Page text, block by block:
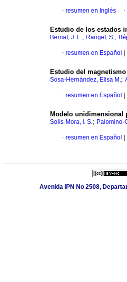
· resumen en Inglés ·
Estudio de los estados
Bernal, J. L.; Rangel, S.;
· resumen en Español
Estudio del
Sosa-Hernández, Elisa M.;
· resumen en Español
Modelo unidimensional
Solís-Mora, I. S.; Palomino-
· resumen en Español
Avenida IPN No 2508,